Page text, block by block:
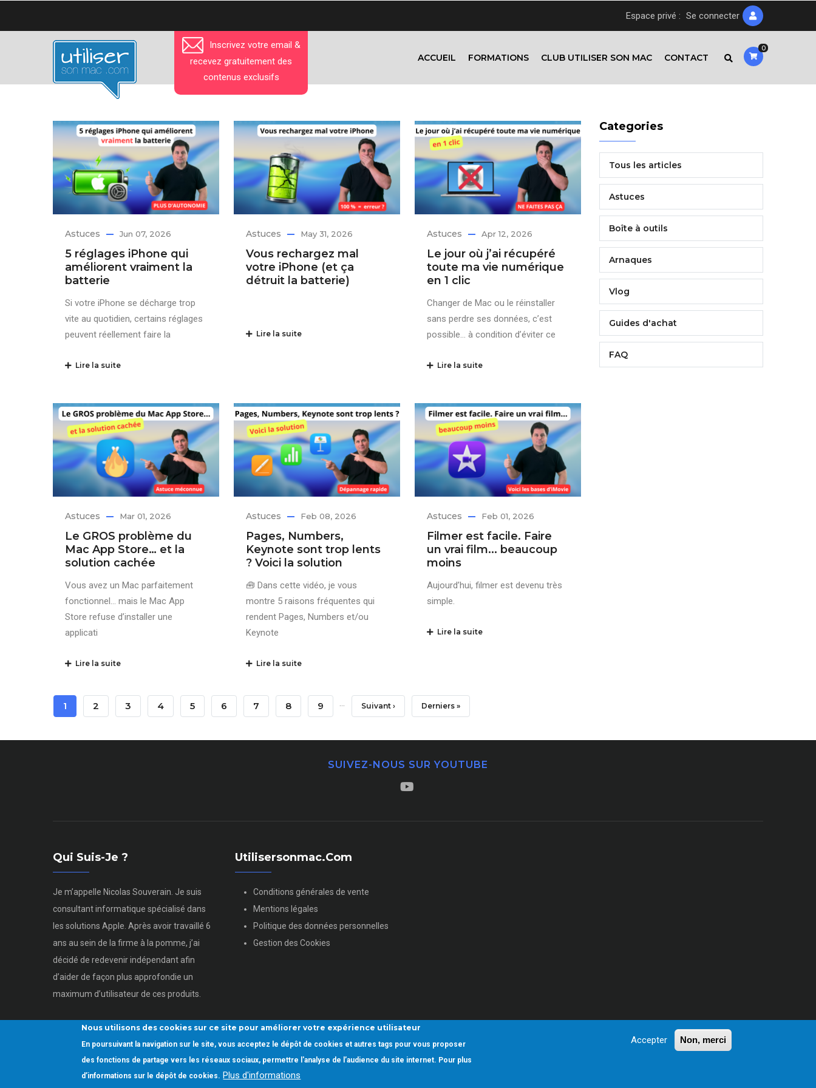
Espace privé : Se connecter
ACCUEIL FORMATIONS CLUB UTILISER SON MAC CONTACT
Inscrivez votre email &
recevez gratuitement des
contenus exclusifs
0
Astuces Jun 07, 2026
5 réglages iPhone qui
améliorent vraiment la
batterie
Si votre iPhone se décharge trop
vite au quotidien, certains réglages
peuvent réellement faire la
Lire la suite
Astuces May 31, 2026
Vous rechargez mal
votre iPhone (et ça
détruit la batterie)
Lire la suite
Astuces Apr 12, 2026
Le jour où j’ai récupéré
toute ma vie numérique
en 1 clic
Changer de Mac ou le réinstaller
sans perdre ses données, c’est
possible… à condition d’éviter ce
Lire la suite
Astuces Mar 01, 2026
Le GROS problème du
Mac App Store… et la
solution cachée
Vous avez un Mac parfaitement
fonctionnel… mais le Mac App
Store refuse d’installer une
applicati
Lire la suite
Astuces Feb 08, 2026
Pages, Numbers,
Keynote sont trop lents
? Voici la solution
🧰 Dans cette vidéo, je vous
montre 5 raisons fréquentes qui
rendent Pages, Numbers et/ou
Keynote
Lire la suite
Astuces Feb 01, 2026
Filmer est facile. Faire
un vrai film... beaucoup
moins
Aujourd’hui, filmer est devenu très
simple.
Lire la suite
Pagination
Page
1 Page
2 Page
3 Page
4 Page
5 Page
6 Page
7 Page
8 Page
9 … Page
Suivant › Dernière
Derniers »
Categories
Tous les articles
Astuces
Boîte à outils
Arnaques
Vlog
Guides d'achat
FAQ
SUIVEZ-NOUS SUR YOUTUBE
Qui Suis-Je ?
Je m’appelle Nicolas Souverain. Je suis
consultant informatique spécialisé dans
les solutions Apple. Après avoir travaillé 6
ans au sein de la firme à la pomme, j’ai
décidé de redevenir indépendant afin
d’aider de façon plus approfondie un
maximum d’utilisateur de ces produits.
Utilisersonmac.com
Conditions générales de vente
Mentions légales
Politique des données personnelles
Gestion des Cookies
Copyright © 2022.Utiliser son mac. Tous droits réservés
Nous utilisons des cookies sur ce site pour améliorer votre expérience utilisateur
En poursuivant la navigation sur le site, vous acceptez le dépôt de cookies et autres tags pour vous proposer
des fonctions de partage vers les réseaux sociaux, permettre l'analyse de l’audience du site internet. Pour plus
d’informations sur le dépôt de cookies. Plus d'informations
Accepter Non, merci